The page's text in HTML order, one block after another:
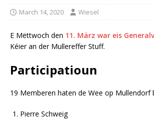
March 14, 2020 Wiesel
E Mëttwoch den 11. März war eis
Kéier an der Mullereffer Stuff.
Participatioun
19 Memberen haten de Wee op Mullendorf
Pierre Schweig